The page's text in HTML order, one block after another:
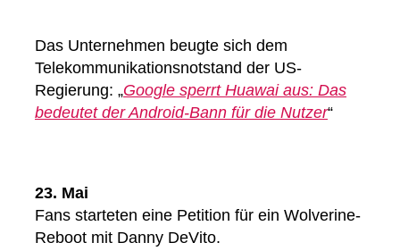
Das Unternehmen beugte sich dem
Telekommunikationsnotstand der US-
Regierung: „Google sperrt Huawai aus: Das
bedeutet der Android-Bann für die Nutzer“
23. Mai
Fans starteten eine Petition für ein Wolverine-
Reboot mit Danny DeVito.